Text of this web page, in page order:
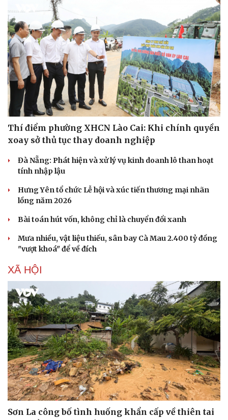
Hạt giống tâm hồn
Thí điểm phường XHCN Lào Cai: Khi chính quyền
xoay sở thủ tục thay doanh nghiệp
Đà Nẵng: Phát hiện và xử lý vụ kinh doanh lô than hoạt
tính nhập lậu
Hưng Yên tổ chức Lễ hội và xúc tiến thương mại nhãn
lồng năm 2026
Bài toán hút vốn, không chỉ là chuyển đổi xanh
Mưa nhiều, vật liệu thiếu, sân bay Cà Mau 2.400 tỷ đồng
"vượt khoá" để về đích
XÃ HỘI
Sơn La công bố tình huống khẩn cấp về thiên tai